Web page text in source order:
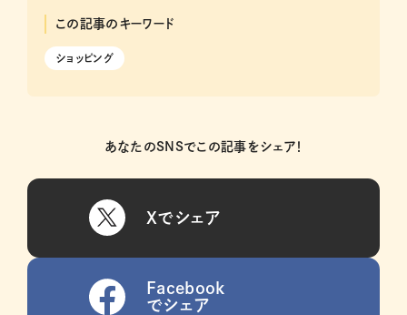
この記事のキーワード
ショッピング
あなたのSNSでこの記事をシェア！
Xでシェア
Facebook
でシェア